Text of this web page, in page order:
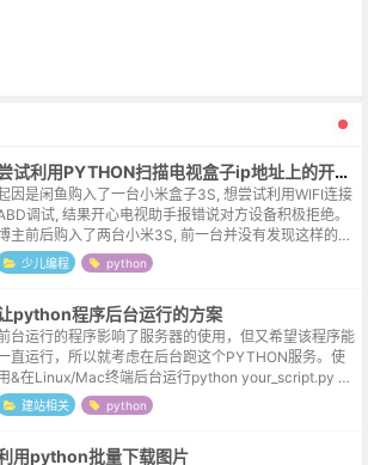
尝试利用PYTHON扫描电视盒子ip地址上的开放端口
因是闲鱼购入了一台小米盒子3S, 想尝试利用WIFI连接
调试, 结果开心电视助手报错说对方设备积极拒绝。
主前后购入了两台小米3S, 前一台并没有发现这样的问
。于是就想看一下是否是5555端口没有正确被打开。D
少儿编程 python
python程序后台运行的方案
台运行的程序影响了服务器的使用，但又希望该程序能
直运行，所以就考虑在后台跑这个PYTHON服务。使
&在Linux/Mac终端后台运行python your_script.py &
序会在后台运行按回车返回终端使用jobs...
建站相关 python
用python批量下载图片